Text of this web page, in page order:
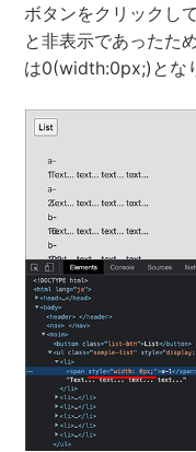
ボタンをクリックし
と非表示であったた
は0(width:0px;)とな